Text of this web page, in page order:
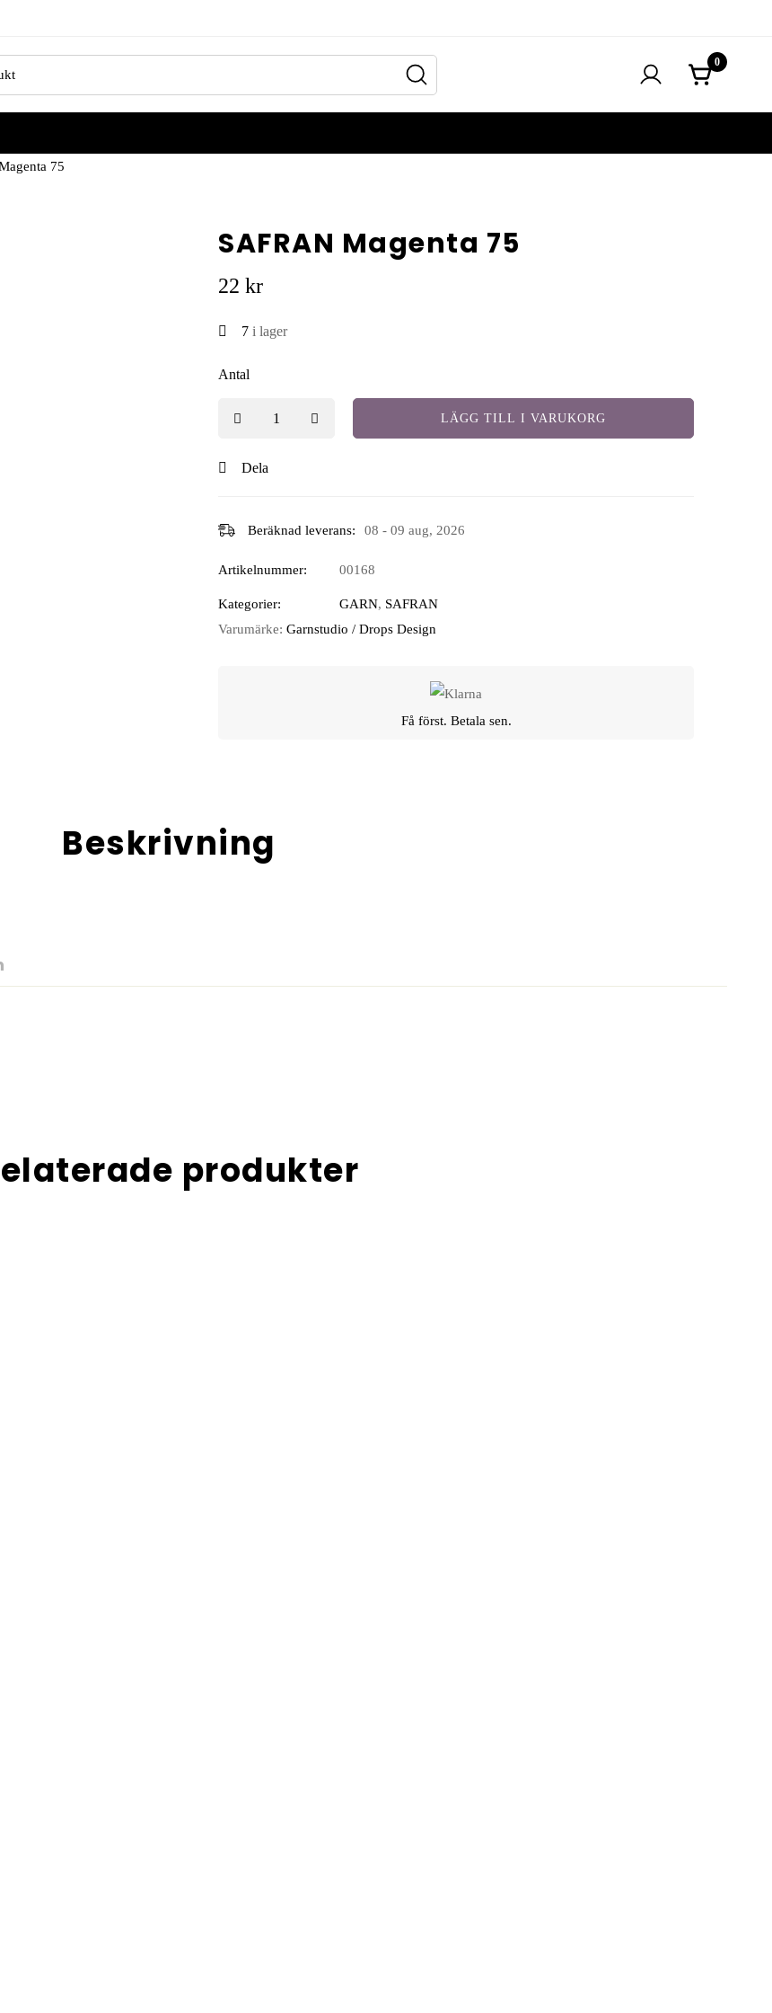
0
75
SAFRAN Magenta 75
22 kr
7 i lager
Antal
LÄGG TILL I VARUKORG
Dela
Beräknad leverans: 08 - 09 aug, 2026
Artikelnummer: 00168
Kategorier: GARN, SAFRAN
Varumärke: Garnstudio / Drops Design
Få först. Betala sen.
Beskrivning
produkter